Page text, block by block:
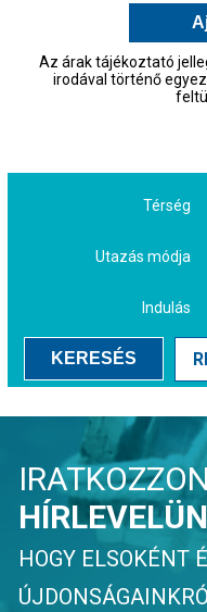
Telefonszám*
Megjegyzés
Az árak tájékoztató
irodával történő
Térség
Utazás módja
Indulás
KERESÉS
HOGY ELSOKÉNT